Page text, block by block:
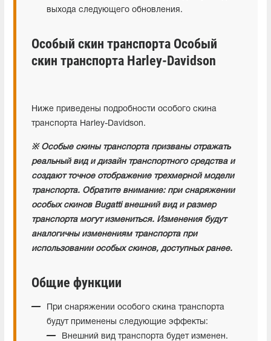
выхода следующего обновления.
Особый скин транспорта Особый
скин транспорта Harley-Davidson
Ниже приведены подробности особого скина
транспорта Harley-Davidson.
※ Особые скины транспорта призваны отражать
реальный вид и дизайн транспортного средства и
создают точное отображение трехмерной модели
транспорта. Обратите внимание: при снаряжении
особых скинов Bugatti внешний вид и размер
транспорта могут измениться. Изменения будут
аналогичны изменениям транспорта при
использовании особых скинов, доступных ранее.
Общие функции
При снаряжении особого скина транспорта
будут применены следующие эффекты:
Внешний вид транспорта будет изменен.